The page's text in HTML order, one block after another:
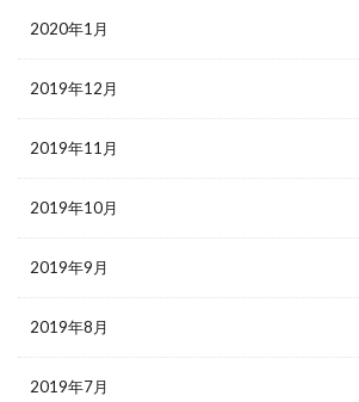
2020年1月
2019年12月
2019年11月
2019年10月
2019年9月
2019年8月
2019年7月